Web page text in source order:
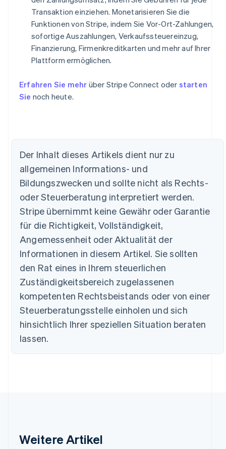
Transaktion einziehen. Monetarisieren Sie die
Funktionen von Stripe, indem Sie Vor-Ort-Zahlungen,
sofortige Auszahlungen, Verkaufssteuereinzug,
Finanzierung, Firmenkreditkarten und mehr auf Ihrer
Plattform ermöglichen.
Erfahren Sie mehr über Stripe Connect oder starten
Sie noch heute.
Der Inhalt dieses Artikels dient nur zu
allgemeinen Informations- und
Bildungszwecken und sollte nicht als Rechts-
oder Steuerberatung interpretiert werden.
Stripe übernimmt keine Gewähr oder Garantie
für die Richtigkeit, Vollständigkeit,
Angemessenheit oder Aktualität der
Informationen in diesem Artikel. Sie sollten
den Rat eines in Ihrem steuerlichen
Zuständigkeitsbereich zugelassenen
kompetenten Rechtsbeistands oder von einer
Steuerberatungsstelle einholen und sich
hinsichtlich Ihrer speziellen Situation beraten
lassen.
Weitere Artikel
Australien
English
Belgien
NederlandsFrançais Deutsch English
Brasilien
PortuguêsEnglish
Bulgarien
English
Dänemark
English
Deutschland
Estland
English
English